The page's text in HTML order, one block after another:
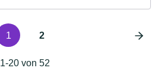
1 2
1-20 von 52